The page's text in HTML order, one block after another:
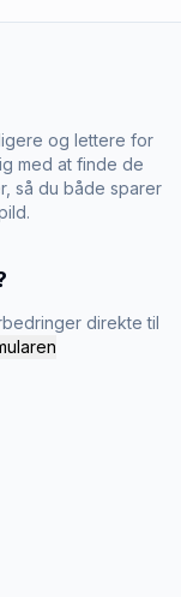
og lettere for
med at finde de
så du både sparer
direkte til